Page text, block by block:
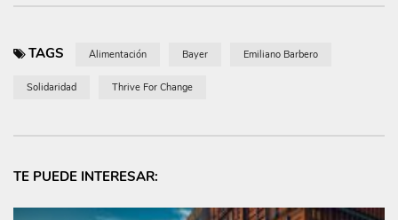
TAGS Alimentación Bayer Emiliano Barbero
Solidaridad Thrive For Change
TE PUEDE INTERESAR: